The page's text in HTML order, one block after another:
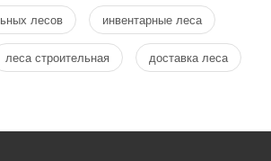
лесов инвентарные леса
леса строительная доставка леса